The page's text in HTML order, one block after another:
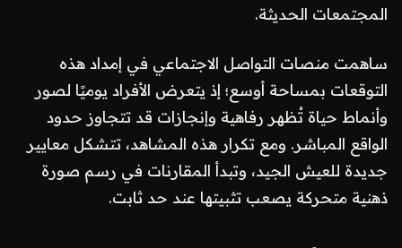
المجتمعات الحديثة.
ساهمت منصات التواصل الاجتماعي في إمداد هذه
التوقعات بمساحة أوسع؛ إذ يتعرض الأفراد يوميًا لصور
وأنماط حياة تُظهر رفاهية وإنجازات قد تتجاوز حدود
الواقع المباشر. ومع تكرار هذه المشاهد، تتشكل معايير
جديدة للعيش الجيد، وتبدأ المقارنات في رسم صورة
ذهنية متحركة يصعب تثبيتها عند حد ثابت.